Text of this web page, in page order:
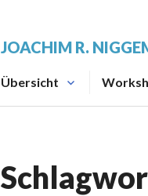
JOACHIM R.
Übersicht